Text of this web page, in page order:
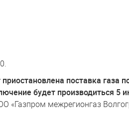
приостановлена поставка газа
будет производиться 5
«Газпром межрегионгаз